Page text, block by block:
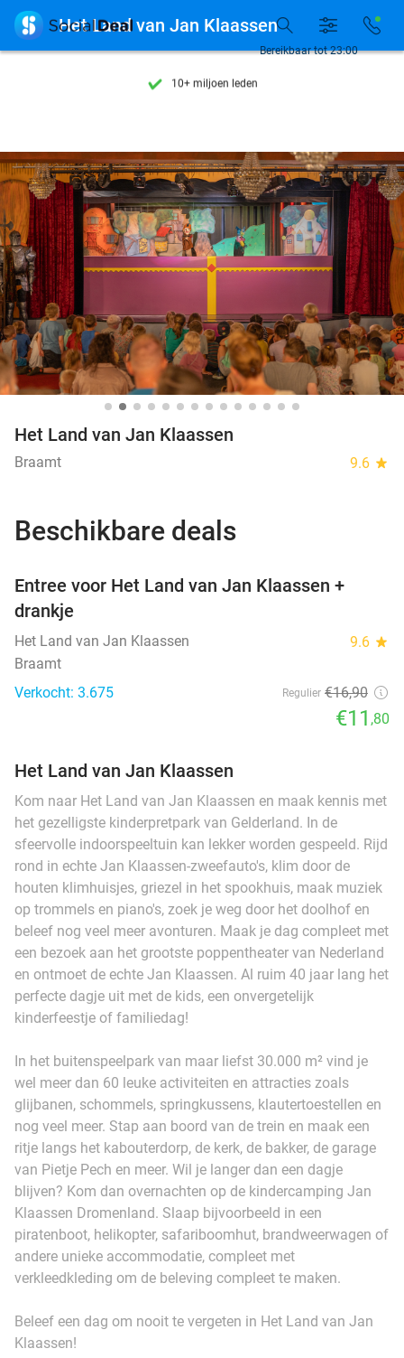
7 dagen per week beschikbaar
10+ miljoen leden
7 dagen per week beschikbaar
10+ miljoen leden
Bereikbaar tot 23:00
 Het Land van Jan Klaassen
Het Land van Jan Klaassen
Braamt 9.6 star
Beschikbare deals
Entree voor Het Land van Jan Klaassen +
drankje
Het Land van Jan Klaassen 9.6 star
Braamt
Verkocht: 3.675
Regulier €16,90
€11 ,80
Het Land van Jan Klaassen
Kom naar Het Land van Jan Klaassen en maak kennis met
het gezelligste kinderpretpark van Gelderland. In de
sfeervolle indoorspeeltuin kan lekker worden gespeeld. Rijd
rond in echte Jan Klaassen-zweefauto's, klim door de
houten klimhuisjes, griezel in het spookhuis, maak muziek
op trommels en piano's, zoek je weg door het doolhof en
beleef nog veel meer avonturen. Maak je dag compleet met
een bezoek aan het grootste poppentheater van Nederland
en ontmoet de echte Jan Klaassen. Al ruim 40 jaar lang het
perfecte dagje uit met de kids, een onvergetelijk
kinderfeestje of familiedag!
In het buitenspeelpark van maar liefst 30.000 m² vind je
wel meer dan 60 leuke activiteiten en attracties zoals
glijbanen, schommels, springkussens, klautertoestellen en
nog veel meer. Stap aan boord van de trein en maak een
ritje langs het kabouterdorp, de kerk, de bakker, de garage
van Pietje Pech en meer. Wil je langer dan een dagje
blijven? Kom dan overnachten op de kindercamping Jan
Klaassen Dromenland. Slaap bijvoorbeeld in een
piratenboot, helikopter, safariboomhut, brandweerwagen of
andere unieke accommodatie, compleet met
verkleedkleding om de beleving compleet te maken.
Beleef een dag om nooit te vergeten in Het Land van Jan
Klaassen!